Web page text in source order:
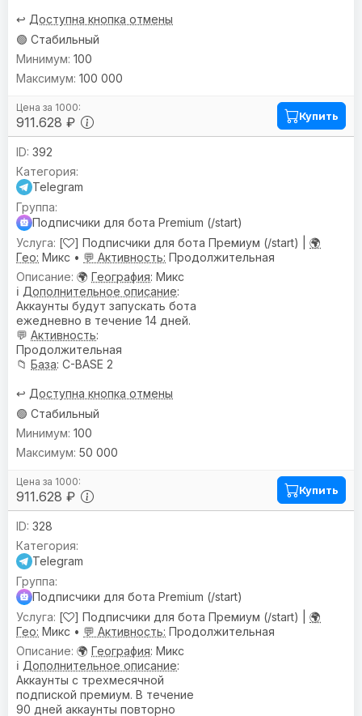
↩️ Доступна кнопка отмены
🟢 Стабильный
911.628 ₽
100
100 000
Купить
392
Telegram
Подписчики для бота Premium (/start)
[
] Подписчики для бота Премиум (/start) | 🌍
Гео: Микс • 💬 Активность: Продолжительная
🌍 География: Микс
ℹ️ Дополнительное описание:
Аккаунты будут запускать бота
ежедневно в течение 14 дней.
💬 Активность:
Продолжительная
📁 База: C-BASE 2
↩️ Доступна кнопка отмены
🟢 Стабильный
911.628 ₽
100
50 000
Купить
328
Telegram
Подписчики для бота Premium (/start)
[
] Подписчики для бота Премиум (/start) | 🌍
Гео: Микс • 💬 Активность: Продолжительная
🌍 География: Микс
ℹ️ Дополнительное описание:
Аккаунты с трехмесячной
подпиской премиум. В течение
90 дней аккаунты повторно